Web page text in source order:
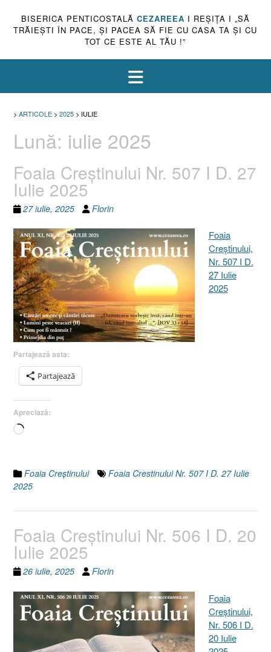
BISERICA PENTICOSTALĂ CEZAREEA I REŞIŢA I „SĂ
TRĂIEŞTI ÎN PACE, ŞI PACEA SĂ FIE CU CASA TA ŞI CU
TOT CE ESTE AL TĂU !”
> ARTICOLE > 2025 > IULIE
Lună: iulie 2025
Foaia Creştinului Nr. 507 I D. 27
Iulie 2025
27 iulie, 2025 Florin
Foaia
Creştinului,
Nr. 507 I D.
27 Iulie
2025
Partajează asta:
Partajează
Apreciază:
Încarc...
Foaia Creştinului
Foaia Crestinului Nr. 507 I D. 27 Iulie
2025
Foaia Creştinului Nr. 506 I D. 20
Iulie 2025
26 iulie, 2025 Florin
Foaia
Creştinului,
Nr. 506 I D.
20 Iulie